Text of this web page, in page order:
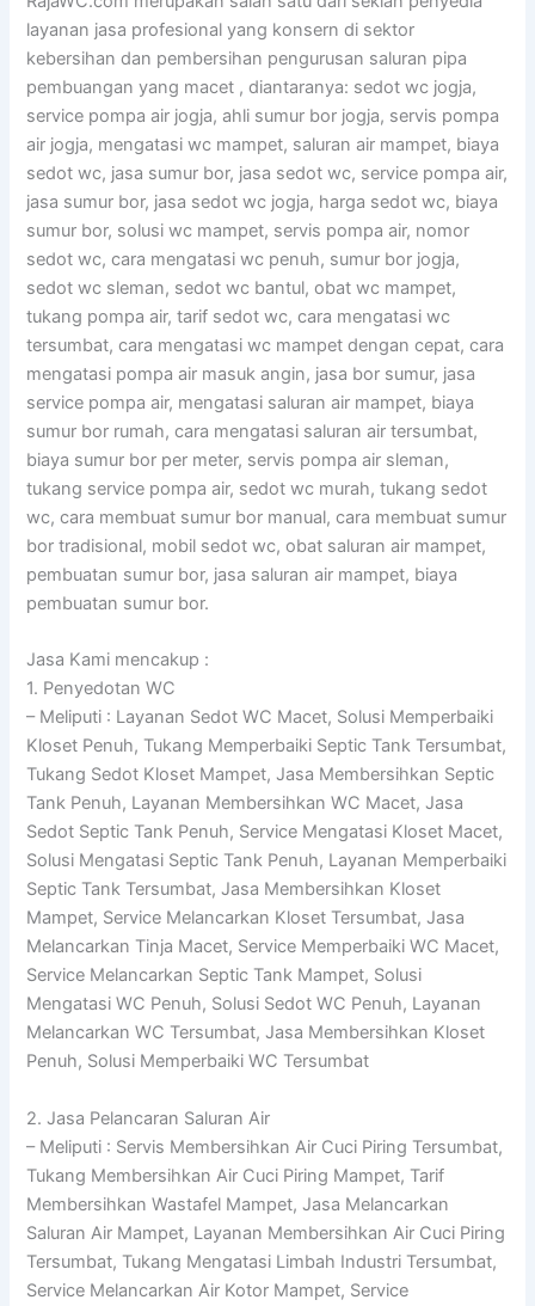
layanan jasa profesional yang konsern di sektor
kebersihan dan pembersihan pengurusan saluran pipa
pembuangan yang macet , diantaranya: sedot wc jogja,
service pompa air jogja, ahli sumur bor jogja, servis pompa
air jogja, mengatasi wc mampet, saluran air mampet, biaya
sedot wc, jasa sumur bor, jasa sedot wc, service pompa air,
jasa sumur bor, jasa sedot wc jogja, harga sedot wc, biaya
sumur bor, solusi wc mampet, servis pompa air, nomor
sedot wc, cara mengatasi wc penuh, sumur bor jogja,
sedot wc sleman, sedot wc bantul, obat wc mampet,
tukang pompa air, tarif sedot wc, cara mengatasi wc
tersumbat, cara mengatasi wc mampet dengan cepat, cara
mengatasi pompa air masuk angin, jasa bor sumur, jasa
service pompa air, mengatasi saluran air mampet, biaya
sumur bor rumah, cara mengatasi saluran air tersumbat,
biaya sumur bor per meter, servis pompa air sleman,
tukang service pompa air, sedot wc murah, tukang sedot
wc, cara membuat sumur bor manual, cara membuat sumur
bor tradisional, mobil sedot wc, obat saluran air mampet,
pembuatan sumur bor, jasa saluran air mampet, biaya
pembuatan sumur bor.
Jasa Kami mencakup :
1. Penyedotan WC
– Meliputi : Layanan Sedot WC Macet, Solusi Memperbaiki
Kloset Penuh, Tukang Memperbaiki Septic Tank Tersumbat,
Tukang Sedot Kloset Mampet, Jasa Membersihkan Septic
Tank Penuh, Layanan Membersihkan WC Macet, Jasa
Sedot Septic Tank Penuh, Service Mengatasi Kloset Macet,
Solusi Mengatasi Septic Tank Penuh, Layanan Memperbaiki
Septic Tank Tersumbat, Jasa Membersihkan Kloset
Mampet, Service Melancarkan Kloset Tersumbat, Jasa
Melancarkan Tinja Macet, Service Memperbaiki WC Macet,
Service Melancarkan Septic Tank Mampet, Solusi
Mengatasi WC Penuh, Solusi Sedot WC Penuh, Layanan
Melancarkan WC Tersumbat, Jasa Membersihkan Kloset
Penuh, Solusi Memperbaiki WC Tersumbat
2. Jasa Pelancaran Saluran Air
– Meliputi : Servis Membersihkan Air Cuci Piring Tersumbat,
Tukang Membersihkan Air Cuci Piring Mampet, Tarif
Membersihkan Wastafel Mampet, Jasa Melancarkan
Saluran Air Mampet, Layanan Membersihkan Air Cuci Piring
Tersumbat, Tukang Mengatasi Limbah Industri Tersumbat,
Service Melancarkan Air Kotor Mampet, Service